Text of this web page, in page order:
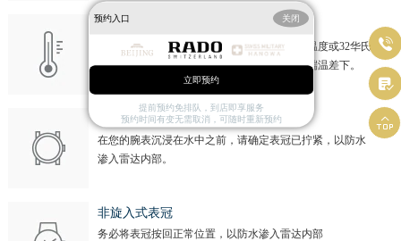
温度
避免让您的腕表暴露于极端温度（低于0摄氏温度或32华氏
温度，高于60摄氏温度或140华氏温度）或极端温差下。
旋入式表冠
在您的腕表沉浸在水中之前，请确定表冠已拧紧，以防水
渗入雷达内部。
非旋入式表冠
务必将表冠按回正常位置，以防水渗入雷达内部



预约入口 关闭
立即预约
提前预约免排队，到店即享服务
预约时间有变无需取消，可随时重新预约